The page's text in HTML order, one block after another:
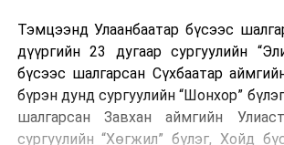
Тэмцээнд Улаанбаатар бүсээс
дүүргийн 23 дугаар сургуулийн
бүсээс шалгарсан Сүхбаатар
бүрэн дунд сургуулийн “Шонхор”
шалгарсан Завхан аймгийн
сургуулийн “Хөгжил” бүлэг, Хойд